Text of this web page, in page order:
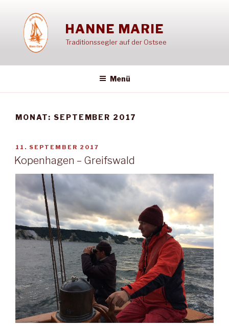
springen
HANNE MARIE
Traditionssegler auf der Ostsee
Menü
MONAT: SEPTEMBER 2017
VERÖFFENTLICHT
AM
11. SEPTEMBER 2017
Kopenhagen – Greifswald